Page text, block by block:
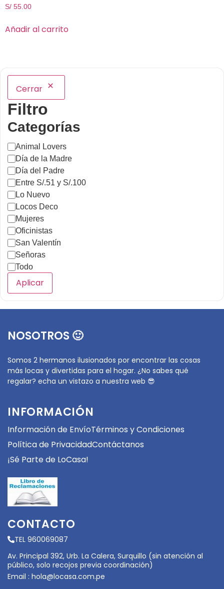
S/ 55.00
Añadir al carrito
Cerrar
Filtro
Categorías
Animal Lovers
Día de la Madre
Día del Padre
Entre S/.51 y S/.100
Lo Nuevo
Locos Deco
Mujeres
Oficinistas
San Valentín
Señoras
Todo
Aplicar
NOSOTROS 🙂
Somos 2 hermanos ilusionados por encontrar las cosas
más locas y divertidas para el hogar. ¿No sabes qué
regalar? echa un vistazo a nuestra web 😎
INFORMACIÓN
Información de EnvíoTérminos y Condiciones
Política de PrivacidadContáctanos
¡Sé Parte de LoCasa!
CONTACTO
TEL 960069087
Av. Principal 392, Urb. La Calera, Surquillo (sin atención al
público, solo recojos previa coordinación)
Email : hola@locasa.com.pe